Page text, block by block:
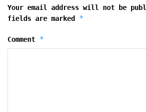
Your email address will not be
fields are marked *
Comment *